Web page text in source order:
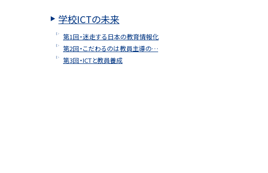
学校ICTの未来
第1回・迷走する日本の教育情報化
第2回・こだわるのは教員主導の…
第3回・ICTと教員養成